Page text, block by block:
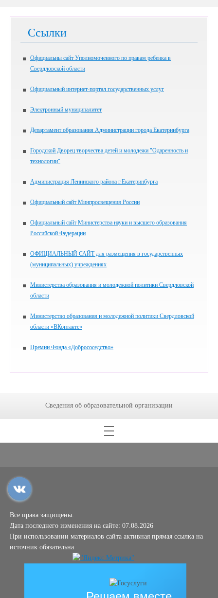
Ссылки
Официальны сайт Уполномоченного по правам ребенка в
Свердловской области
Официальный интернет-портал государственных услуг
Электронный муниципалитет
Департамент образования Администрации города Екатеринбурга
Городской Дворец творчества детей и молодежи "Одаренность и
технологии"
Администрация Ленинского района г.Екатеринбурга
Официальный сайт Минпросвещения России
Официальный сайт Министерства науки и высшего образования
Российской Федерации
ОФИЦИАЛЬНЫЙ САЙТ для размещения в государственных
(муниципальных) учреждениях
Министерства образования и молодежной политики Свердловской
области
Министерство образования и молодежной политики Свердловской
области «ВКонтакте»
Премии Фонда «Добрососедство»
Сведения об образовательной организации
Все права защищены.
Дата последнего изменения на сайте: 07.08.2026
При использовании материалов сайта активная прямая ссылка на
источник обязательна